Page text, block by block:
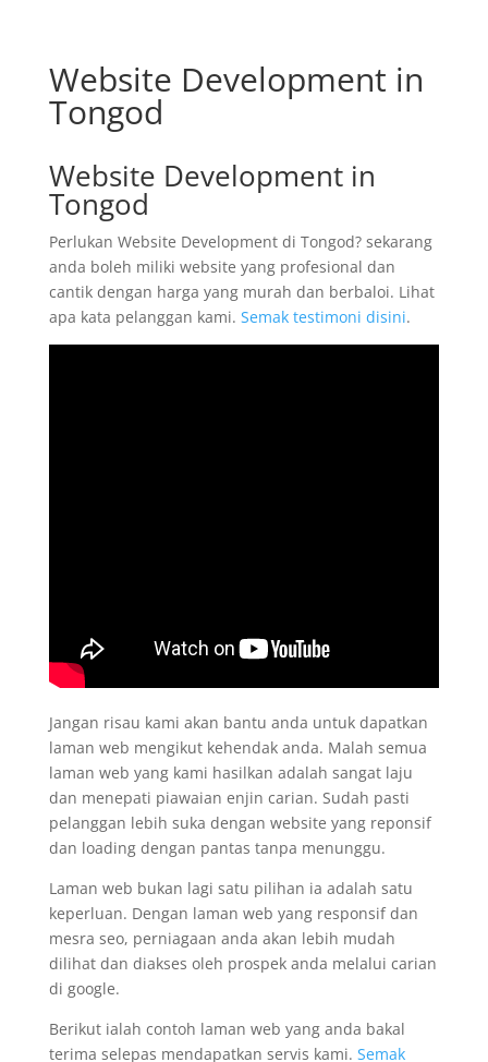
Website Development in
Tongod
Website Development in
Tongod
Perlukan Website Development di Tongod? sekarang
anda boleh miliki website yang profesional dan
cantik dengan harga yang murah dan berbaloi. Lihat
apa kata pelanggan kami. Semak testimoni disini.
Jangan risau kami akan bantu anda untuk dapatkan
laman web mengikut kehendak anda. Malah semua
laman web yang kami hasilkan adalah sangat laju
dan menepati piawaian enjin carian. Sudah pasti
pelanggan lebih suka dengan website yang reponsif
dan loading dengan pantas tanpa menunggu.
Laman web bukan lagi satu pilihan ia adalah satu
keperluan. Dengan laman web yang responsif dan
mesra seo, perniagaan anda akan lebih mudah
dilihat dan diakses oleh prospek anda melalui carian
di google.
Berikut ialah contoh laman web yang anda bakal
terima selepas mendapatkan servis kami. Semak